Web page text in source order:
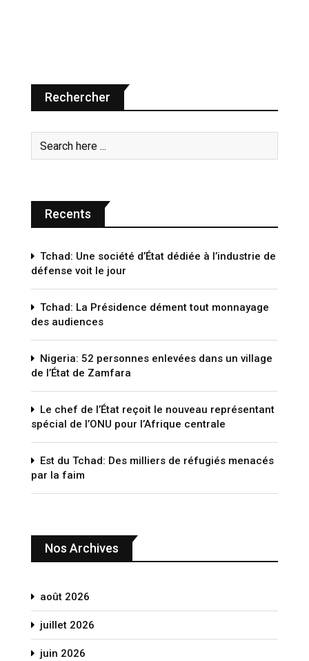
Rechercher
Recents
Tchad: Une société d’État dédiée à l’industrie de
défense voit le jour
Tchad: La Présidence dément tout monnayage
des audiences
Nigeria: 52 personnes enlevées dans un village
de l’État de Zamfara
Le chef de l’État reçoit le nouveau représentant
spécial de l’ONU pour l’Afrique centrale
Est du Tchad: Des milliers de réfugiés menacés
par la faim
Nos Archives
août 2026
juillet 2026
juin 2026